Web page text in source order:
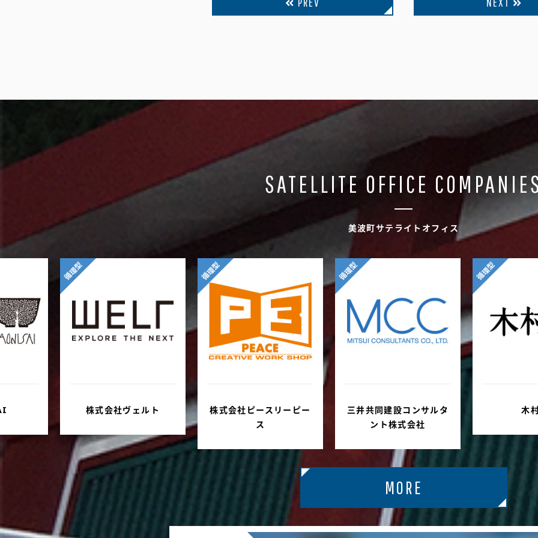
SATELLITE OFFICE
美波町サテライトオフィス
ト
循環型
株式会社ピースリーピー
循環型
三井共同建設コンサルタ
ント株式会社
循環型
木村肇
循環型
株式会
MORE